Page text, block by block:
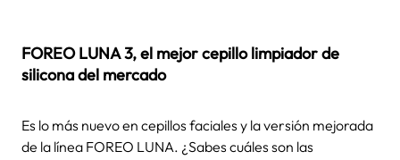
FOREO LUNA 3, el mejorcepillo limpiador de
siliconadel mercado
Es lo más nuevo en cepillos faciales y la versión mejorada
de la línea FOREO LUNA. ¿Sabes cuáles son las